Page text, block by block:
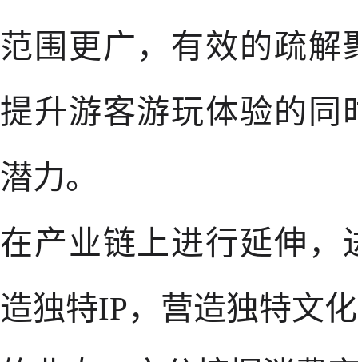
范围更广，有效的疏解
提升游客游玩体验的同
潜力。
在产业链上进行延伸，
造独特IP，营造独特文